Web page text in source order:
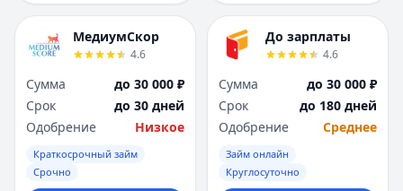
МедиумСкор
4.6
Сумма
до 30 000 ₽
Срок
до 30 дней
Одобрение
Низкое
Краткосрочный займ
Срочно
До зарплаты
4.6
Сумма
до 30 000 ₽
Срок
до 180 дней
Одобрение
Среднее
Займ онлайн
Круглосуточно